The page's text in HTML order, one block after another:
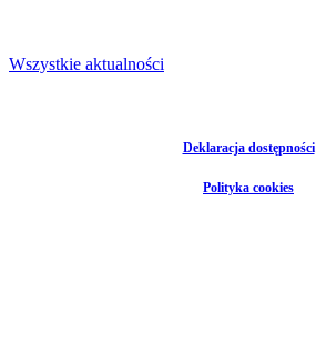
Wszystkie aktualności
Deklaracja dostępności
Polityka cookies